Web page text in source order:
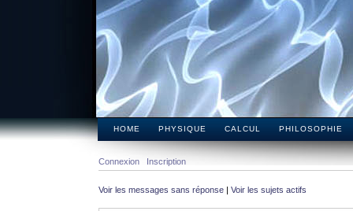
HOME PHYSIQUE CALCUL PHILOSOPHIE
Connexion Inscription
Voir les messages sans réponse | Voir les sujets actifs